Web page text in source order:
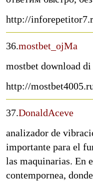
http://
36.mostbet_ojMa
mostbet download
http://
37.DonaldAceve
analizador de
importante para el
las maquinarias. En
contempornea,